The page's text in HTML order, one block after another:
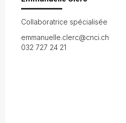
Collaboratrice spécialisée
emmanuelle.clerc@cnci.ch
032 727 24 21